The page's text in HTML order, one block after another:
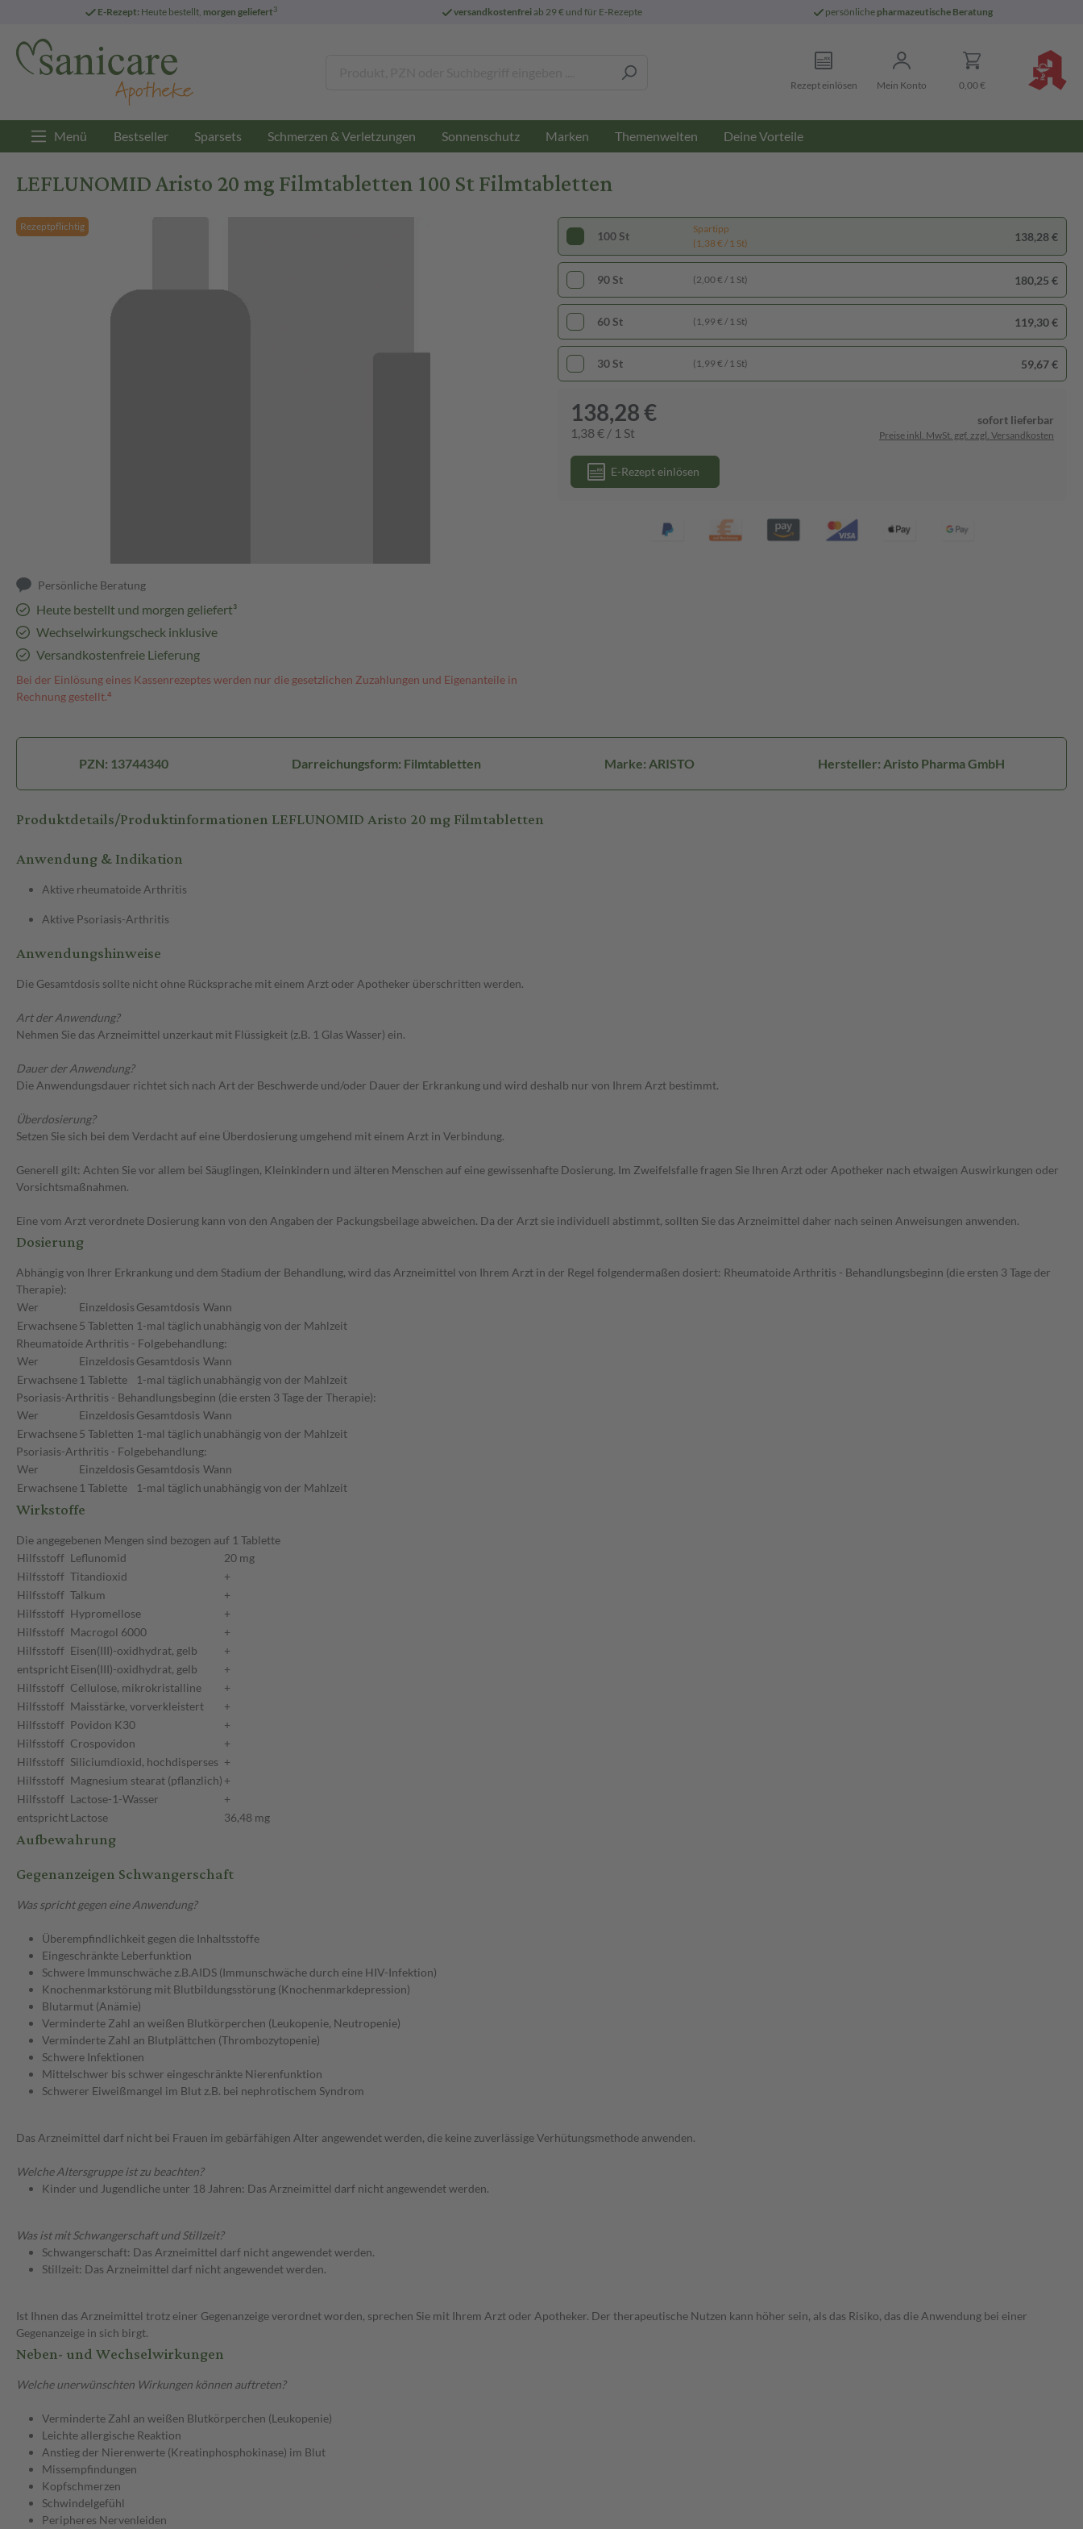
E-Rezept: Heute bestellt, morgen geliefert3 versandkostenfreiab 29 € und für E-Rezepte persönliche pharmazeutische Beratung
Rezept einlösen Mein Konto 0,00 €
Menü Bestseller Sparsets Schmerzen & Verletzungen Sonnenschutz Marken Themenwelten Deine Vorteile
LEFLUNOMID Aristo 20 mg Filmtabletten 100 St Filmtabletten
Rezeptpflichtig
Persönliche Beratung
Heute bestellt und morgen geliefert³
Wechselwirkungscheck inklusive
Versandkostenfreie Lieferung
Bei der Einlösung eines Kassenrezeptes werden nur die gesetzlichen Zuzahlungen und Eigenanteile in
Rechnung gestellt.⁴
100 St
Spartipp
(1,38 € / 1 St)
138,28 €
90 St (2,00 € / 1 St) 180,25 €
60 St (1,99 € / 1 St) 119,30 €
30 St (1,99 € / 1 St) 59,67 €
138,28 €
1,38 € / 1 St
sofort lieferbar
Preise inkl. MwSt. ggf. zzgl. Versandkosten
E-Rezept einlösen
PZN: 13744340 Darreichungsform: Filmtabletten Marke: ARISTO Hersteller: Aristo Pharma GmbH
Produktdetails/Produktinformationen LEFLUNOMID Aristo 20 mg Filmtabletten
Anwendung & Indikation
Aktive rheumatoide Arthritis
Aktive Psoriasis-Arthritis
Anwendungshinweise
Die Gesamtdosis sollte nicht ohne Rücksprache mit einem Arzt oder Apotheker überschritten werden.
Art der Anwendung?
Nehmen Sie das Arzneimittel unzerkaut mit Flüssigkeit (z.B. 1 Glas Wasser) ein.
Dauer der Anwendung?
Die Anwendungsdauer richtet sich nach Art der Beschwerde und/oder Dauer der Erkrankung und wird deshalb nur von Ihrem Arzt bestimmt.
Überdosierung?
Setzen Sie sich bei dem Verdacht auf eine Überdosierung umgehend mit einem Arzt in Verbindung.
Generell gilt: Achten Sie vor allem bei Säuglingen, Kleinkindern und älteren Menschen auf eine gewissenhafte Dosierung. Im Zweifelsfalle fragen Sie Ihren Arzt oder Apotheker nach etwaigen Auswirkungen oder
Vorsichtsmaßnahmen.
Eine vom Arzt verordnete Dosierung kann von den Angaben der Packungsbeilage abweichen. Da der Arzt sie individuell abstimmt, sollten Sie das Arzneimittel daher nach seinen Anweisungen anwenden.
Dosierung
Abhängig von Ihrer Erkrankung und dem Stadium der Behandlung, wird das Arzneimittel von Ihrem Arzt in der Regel folgendermaßen dosiert: Rheumatoide Arthritis - Behandlungsbeginn (die ersten 3 Tage der
Therapie):
Wer
Einzeldosis Gesamtdosis Wann
Erwachsene5 Tabletten 1-mal täglich unabhängig von der Mahlzeit
Rheumatoide Arthritis - Folgebehandlung:
Wer
Einzeldosis Gesamtdosis Wann
Erwachsene 1 Tablette 1-mal täglich unabhängig von der Mahlzeit
Psoriasis-Arthritis - Behandlungsbeginn (die ersten 3 Tage der Therapie):
Wer
Einzeldosis Gesamtdosis Wann
Erwachsene5 Tabletten 1-mal täglich unabhängig von der Mahlzeit
Psoriasis-Arthritis - Folgebehandlung:
Wer
Einzeldosis Gesamtdosis Wann
Erwachsene 1 Tablette 1-mal täglich unabhängig von der Mahlzeit
Wirkstoffe
Die angegebenen Mengen sind bezogen auf 1 Tablette
Hilfsstoff Leflunomid
20 mg
Hilfsstoff Titandioxid
+
Hilfsstoff Talkum
+
Hilfsstoff Hypromellose
+
Hilfsstoff Macrogol 6000
+
Hilfsstoff Eisen(III)-oxidhydrat, gelb
+
entsprichtEisen(III)-oxidhydrat, gelb
+
Hilfsstoff Cellulose, mikrokristalline
+
Hilfsstoff Maisstärke, vorverkleistert
+
Hilfsstoff Povidon K30
+
Hilfsstoff Crospovidon
+
Hilfsstoff Siliciumdioxid, hochdisperses +
Hilfsstoff Magnesium stearat (pflanzlich) +
Hilfsstoff Lactose-1-Wasser
+
entsprichtLactose 36,48 mg
Aufbewahrung
Gegenanzeigen Schwangerschaft
Was spricht gegen eine Anwendung?
Überempfindlichkeit gegen die Inhaltsstoffe
Eingeschränkte Leberfunktion
Schwere Immunschwäche z.B.AIDS (Immunschwäche durch eine HIV-Infektion)
Knochenmarkstörung mit Blutbildungsstörung (Knochenmarkdepression)
Blutarmut (Anämie)
Verminderte Zahl an weißen Blutkörperchen (Leukopenie, Neutropenie)
Verminderte Zahl an Blutplättchen (Thrombozytopenie)
Schwere Infektionen
Mittelschwer bis schwer eingeschränkte Nierenfunktion
Schwerer Eiweißmangel im Blut z.B. bei nephrotischem Syndrom
Das Arzneimittel darf nicht bei Frauen im gebärfähigen Alter angewendet werden, die keine zuverlässige Verhütungsmethode anwenden.
Welche Altersgruppe ist zu beachten?
Kinder und Jugendliche unter 18 Jahren: Das Arzneimittel darf nicht angewendet werden.
Was ist mit Schwangerschaft und Stillzeit?
Schwangerschaft: Das Arzneimittel darf nicht angewendet werden.
Stillzeit: Das Arzneimittel darf nicht angewendet werden.
Ist Ihnen das Arzneimittel trotz einer Gegenanzeige verordnet worden, sprechen Sie mit Ihrem Arzt oder Apotheker. Der therapeutische Nutzen kann höher sein, als das Risiko, das die Anwendung bei einer
Gegenanzeige in sich birgt.
Neben- und Wechselwirkungen
Welche unerwünschten Wirkungen können auftreten?
Verminderte Zahl an weißen Blutkörperchen (Leukopenie)
Leichte allergische Reaktion
Anstieg der Nierenwerte (Kreatinphosphokinase) im Blut
Missempfindungen
Kopfschmerzen
Schwindelgefühl
Peripheres Nervenleiden